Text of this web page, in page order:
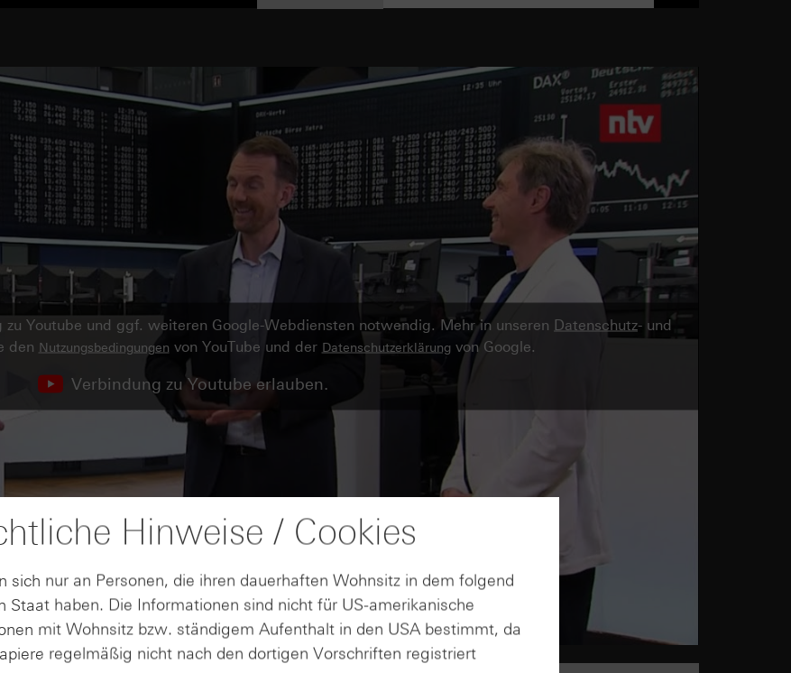
Youtube und ggf. weiteren Google-Webdiensten notwendig. Mehr in unseren Datenschutz- und
den Nutzungsbedingungen von YouTube und der Datenschutzerklärungvon Google.
Verbindung zu Youtube erlauben.
Hinweise / Cookies
sich nur an Personen, die ihren dauerhaften Wohnsitz in dem folgend
Staat haben. Die Informationen sind nicht für US-amerikanische
mit Wohnsitz bzw. ständigem Aufenthalt in den USA bestimmt, da
regelmäßig nicht nach den dortigen Vorschriften registriert